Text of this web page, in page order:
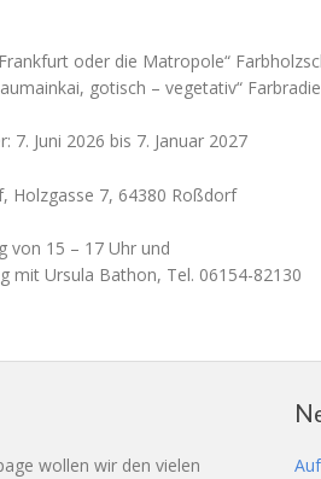
oder die Matropole“
gotisch – vegetativ“
7. Juni 2026 bis 7. Januar 2027
Holzgasse 7, 64380 Roßdorf
von 15 – 17 Uhr und
mit Ursula Bathon, Tel. 06154-82130
wollen wir den vielen